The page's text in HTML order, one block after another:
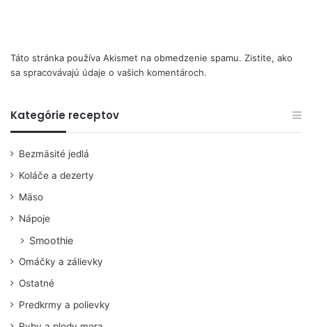
Táto stránka používa Akismet na obmedzenie spamu. Zistite, ako
sa spracovávajú údaje o vašich komentároch.
Kategórie receptov
Bezmäsité jedlá
Koláče a dezerty
Mäso
Nápoje
Smoothie
Omáčky a zálievky
Ostatné
Predkrmy a polievky